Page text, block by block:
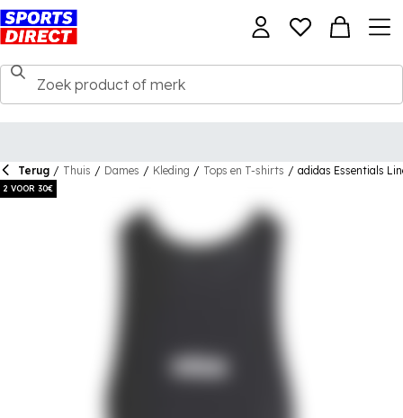
Terug / Thuis / Dames / Kleding / Tops en T-shirts / adidas Essentials
2 VOOR 30€